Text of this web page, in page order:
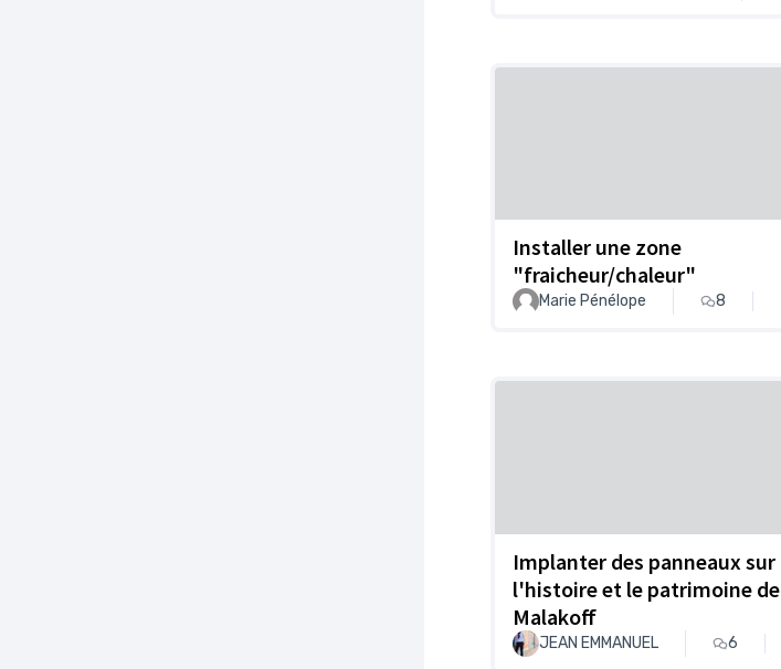
Installer une zone
"fraicheur/chaleur"
Marie Pénélope 8
Implanter des panneaux sur
l'histoire et le patrimoine de
Malakoff
JEAN EMMANUEL 6